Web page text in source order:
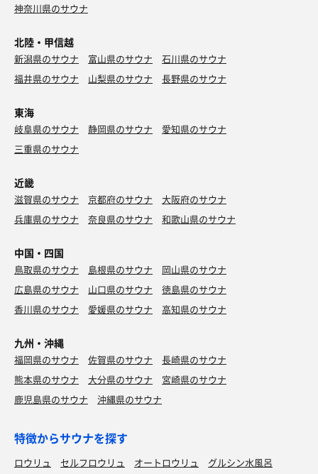
神奈川県のサウナ
北陸・甲信越
新潟県のサウナ 富山県のサウナ
石川県のサウナ
福井県のサウナ
山梨県のサウナ 長野県のサウナ
東海
岐阜県のサウナ 静岡県のサウナ
愛知県のサウナ
三重県のサウナ
近畿
滋賀県のサウナ 京都府のサウナ
大阪府のサウナ
兵庫県のサウナ
奈良県のサウナ 和歌山県のサウナ
中国・四国
鳥取県のサウナ 島根県のサウナ
岡山県のサウナ
広島県のサウナ
山口県のサウナ
徳島県のサウナ
香川県のサウナ
愛媛県のサウナ 高知県のサウナ
九州・沖縄
福岡県のサウナ 佐賀県のサウナ
長崎県のサウナ
熊本県のサウナ
大分県のサウナ
宮崎県のサウナ
鹿児島県のサウナ
沖縄県のサウナ
特徴からサウナを探す
ロウリュ セルフロウリュ オートロウリュ
グルシン水風呂